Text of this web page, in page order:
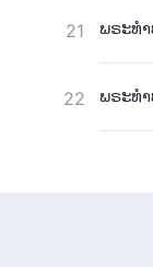
21 ພຣະທ
22 ພຣະທ